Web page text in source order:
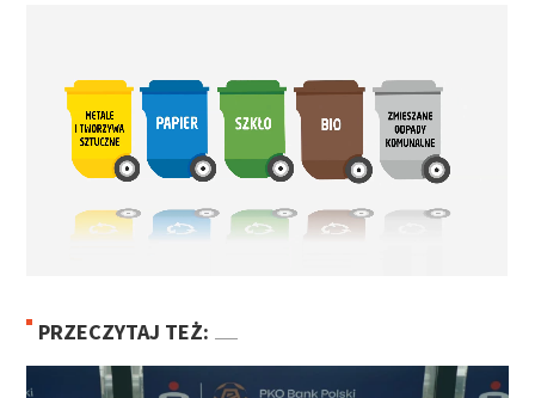
PRZECZYTAJ TEŻ: